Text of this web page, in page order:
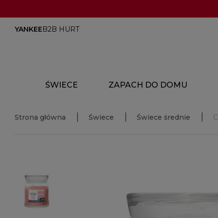
YANKEEB2B HURT
ŚWIECE ZAPACH DO DOMU
Strona główna Świece Świece średnie